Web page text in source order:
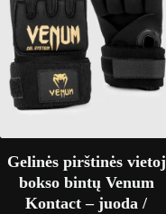
Gelinės pirštinės vietoj
bokso bintų Venum
Kontact – juoda /